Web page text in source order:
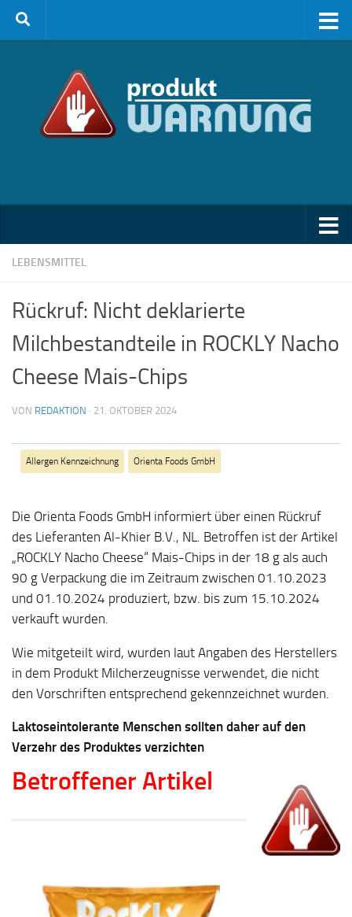
Zum Inhalt springen
LEBENSMITTEL
Rückruf: Nicht deklarierte
Milchbestandteile in ROCKLY Nacho
Cheese Mais-Chips
VON REDAKTION · 21. OKTOBER 2024
Allergen Kennzeichnung Orienta Foods GmbH
Die Orienta Foods GmbH informiert über einen Rückruf
des Lieferanten Al-Khier B.V., NL. Betroffen ist der Artikel
„ROCKLY Nacho Cheese“ Mais-Chips in der 18 g als auch
90 g Verpackung die im Zeitraum zwischen 01.10.2023
und 01.10.2024 produziert, bzw. bis zum 15.10.2024
verkauft wurden.
Wie mitgeteilt wird, wurden laut Angaben des Herstellers
in dem Produkt Milcherzeugnisse verwendet, die nicht
den Vorschriften entsprechend gekennzeichnet wurden.
Laktoseintolerante Menschen sollten daher auf den
Verzehr des Produktes verzichten
Betroffener Artikel